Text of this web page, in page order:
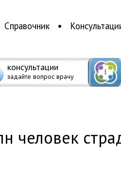
Справочник
консультации
задайте вопрос врачу
человек